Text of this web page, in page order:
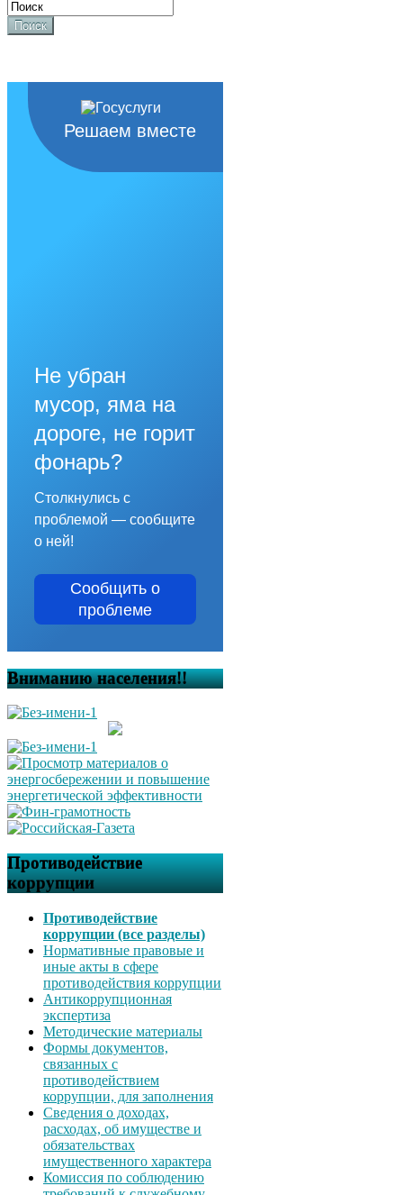
Поиск
Решаем вместе
Не убран
мусор, яма на
дороге, не горит
фонарь?
Столкнулись с
проблемой — сообщите
о ней!
Сообщить о
проблеме
Вниманию населения!!
Противодействие
коррупции
Противодействие
коррупции (все разделы)
Нормативные правовые и
иные акты в сфере
противодействия коррупции
Антикоррупционная
экспертиза
Методические материалы
Формы документов,
связанных с
противодействием
коррупции, для заполнения
Сведения о доходах,
расходах, об имуществе и
обязательствах
имущественного характера
Комиссия по соблюдению